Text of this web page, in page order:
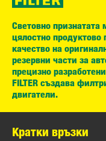
Световно признатата
цялостно
качество на
резервни части за
прецизно
FILTER създава
двигатели.
Кратки връзки